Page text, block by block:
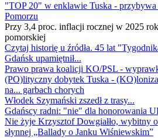
"TOP 20" w enklawie Tuska -
Pomorzu
Przy 3,4 proc. inflacji rocznej w 2025
pomorskiej
Czytaj historię u źródła. 45 lat
Gdańsk upamiętnił...
Prawo prawa koalicji KO/PSL -
(PO)lityczny dobytek Tuska -
na... garbach chorych
Włodek Szymański zszedł z trasy...
Gdańscy radni: "nie" dla honorowania
Nie żyje Krzysztof Dowgiałło, wybitny
słynnej „Ballady o Janku Wiśniewskim”